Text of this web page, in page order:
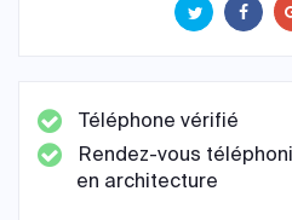
Téléphone vérifié
Rendez-vous
en architecture